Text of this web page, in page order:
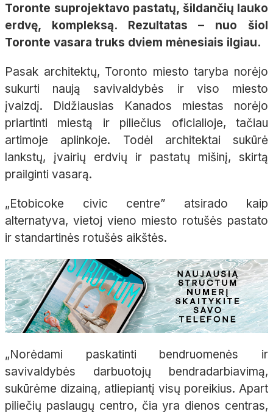
Toronte suprojektavo pastatų, šildančių lauko
erdvę, kompleksą. Rezultatas – nuo šiol
Toronte vasara truks dviem mėnesiais ilgiau.
Pasak architektų, Toronto miesto taryba norėjo
sukurti naują savivaldybės ir viso miesto
įvaizdį. Didžiausias Kanados miestas norėjo
priartinti miestą ir piliečius oficialioje, tačiau
artimoje aplinkoje.
Todėl architektai sukūrė
lankstų, įvairių erdvių ir pastatų mišinį, skirtą
prailginti vasarą.
„Etobicoke civic centre” atsirado kaip
alternatyva, vietoj vieno miesto rotušės pastato
ir standartinės rotušės aikštės.
„Norėdami paskatinti bendruomenės ir
savivaldybės darbuotojų bendradarbiavimą,
sukūrėme dizainą, atliepiantį visų poreikius. Apart
piliečių paslaugų centro, čia yra dienos centras,